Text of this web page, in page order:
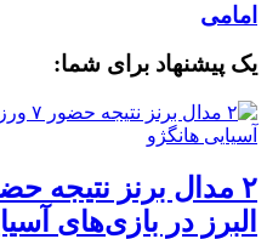
امامی
یک پیشنهاد برای شما:
البرز در بازی‌های